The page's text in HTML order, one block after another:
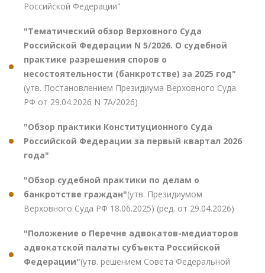
Российской Федерации"
"Тематический обзор Верховного Суда
Российской Федерации N 5/2026. О судебной
практике разрешения споров о
несостоятельности (банкротстве) за 2025 год"
(утв. Постановлением Президиума Верховного Суда
РФ от 29.04.2026 N 7А/2026)
"Обзор практики Конституционного Суда
Российской Федерации за первый квартал 2026
года"
"Обзор судебной практики по делам о
банкротстве граждан"(утв. Президиумом
Верховного Суда РФ 18.06.2025) (ред. от 29.04.2026)
"Положение о Перечне адвокатов-медиаторов
адвокатской палаты субъекта Российской
Федерации"(утв. решением Совета Федеральной